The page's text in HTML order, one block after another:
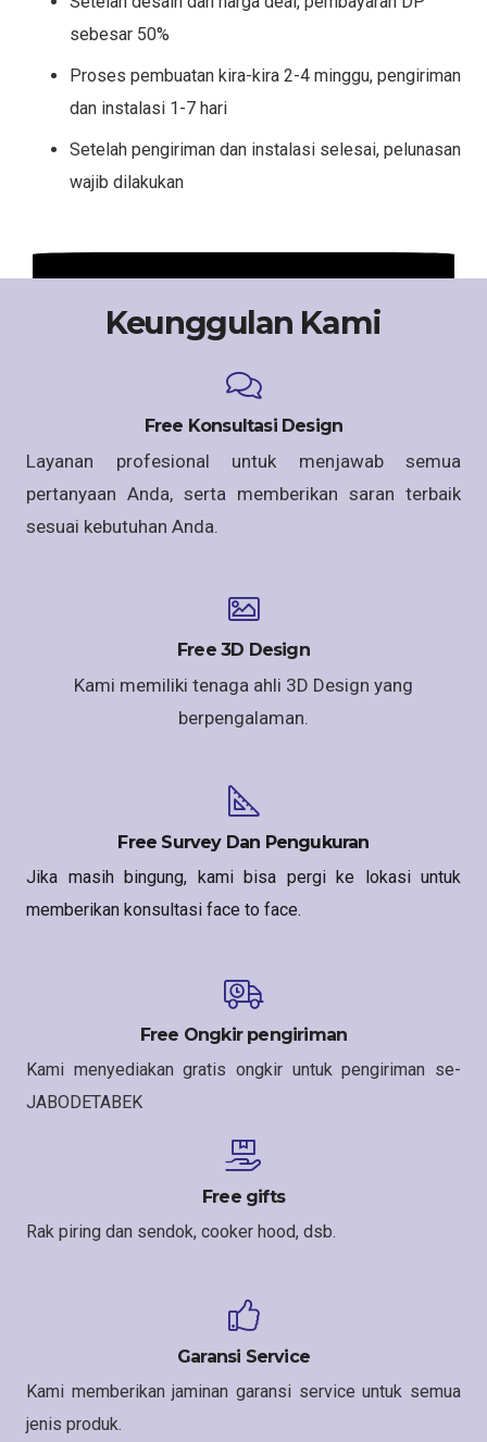
sebesar 50%
Proses pembuatan kira-kira 2-4 minggu, pengiriman
dan instalasi 1-7 hari
Setelah pengiriman dan instalasi selesai, pelunasan
wajib dilakukan
Keunggulan Kami
Free Konsultasi Design
Layanan profesional untuk menjawab semua
pertanyaan Anda, serta memberikan saran terbaik
sesuai kebutuhan Anda.
Free 3D Design
Kami memiliki tenaga ahli 3D Design yang
berpengalaman.
Free Survey Dan Pengukuran
Jika masih bingung, kami bisa pergi ke lokasi untuk
memberikan konsultasi face to face.
Free Ongkir pengiriman
Kami menyediakan gratis ongkir untuk pengiriman se-
JABODETABEK
Free gifts
Rak piring dan sendok, cooker hood, dsb.
Garansi Service
Kami memberikan jaminan garansi service untuk semua
jenis produk.